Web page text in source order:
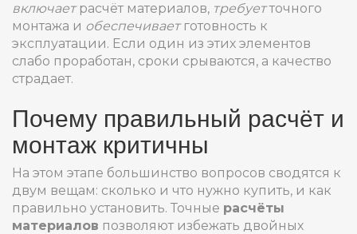
включаетрасчёт материалов, требуетточного
монтажа и обеспечиваетготовность к
эксплуатации. Если один из этих элементов
слабо проработан, сроки срываются, а качество
страдает.
Почему правильный расчёт и
монтаж критичны
На этом этапе большинство вопросов сводятся к
двум вещам: сколько и что нужно купить, и как
правильно установить. Точные расчёты
материалов позволяют избежать двойных